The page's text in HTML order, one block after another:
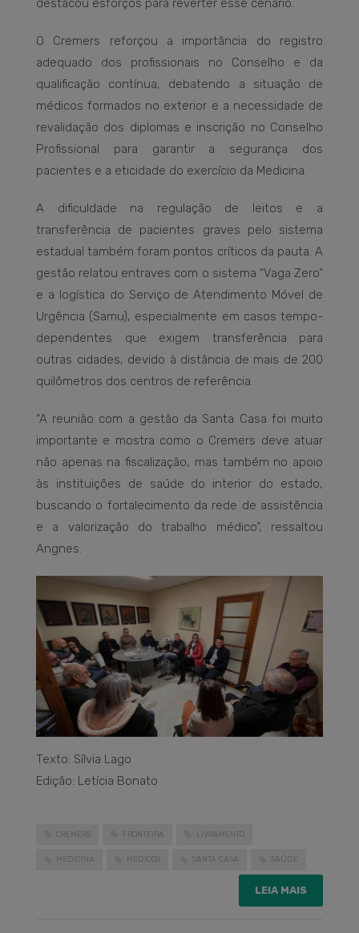
O Cremers reforçou a importância do registro
adequado dos profissionais no Conselho e da
qualificação contínua, debatendo a situação de
médicos formados no exterior e a necessidade de
revalidação dos diplomas e inscrição no Conselho
Profissional para garantir a segurança dos
pacientes e a eticidade do exercício da Medicina.
A dificuldade na regulação de leitos e a
transferência de pacientes graves pelo sistema
estadual também foram pontos críticos da pauta. A
gestão relatou entraves com o sistema “Vaga Zero”
e a logística do Serviço de Atendimento Móvel de
Urgência (Samu), especialmente em casos tempo-
dependentes que exigem transferência para
outras cidades, devido à distância de mais de 200
quilômetros dos centros de referência.
“A reunião com a gestão da Santa Casa foi muito
importante e mostra como o Cremers deve atuar
não apenas na fiscalização, mas também no apoio
às instituições de saúde do interior do estado,
buscando o fortalecimento da rede de assistência
e a valorização do trabalho médico”, ressaltou
Angnes.
Texto: Sílvia Lago
Edição: Letícia Bonato
CREMERS FRONTEIRA LIVRAMENTO
MEDICINA MÉDICOS SANTA CASA SAÚDE
LEIA MAIS